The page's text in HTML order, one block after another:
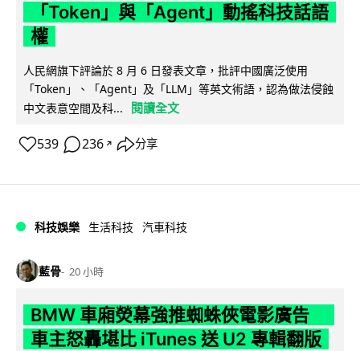
「Token」與「Agent」動搖科技話語
權
人民網旗下評論於 8 月 6 日發表文章，批評中國廣泛使用
「Token」、「Agent」及「LLM」等英文術語，認為做法侵蝕
中文表意空間及科...
閱讀全文
539 236 ↗ 分享
科技娛樂 生活科技 汽車科技
藍骨 20 小時
BMW 車廂熒幕強推蜘蛛俠電影廣告
車主怒轟堪比 iTunes 送 U2 專輯翻版